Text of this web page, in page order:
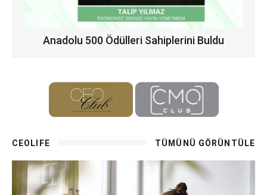
Anadolu 500 Ödülleri Sahiplerini Buldu
CEOLIFE TÜMÜNÜ GÖRÜNTÜLE